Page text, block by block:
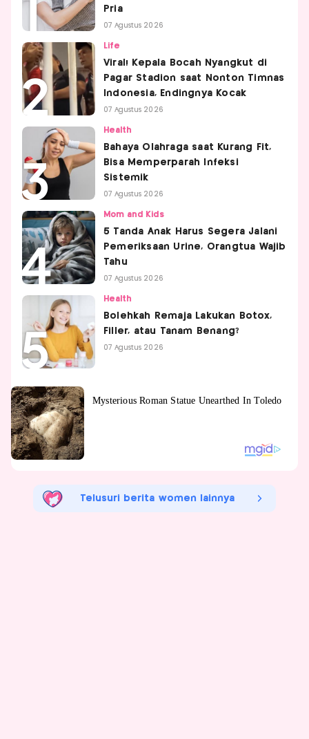
Pria
07 Agustus 2026
Life
Viral! Kepala Bocah Nyangkut di
Pagar Stadion saat Nonton Timnas
Indonesia, Endingnya Kocak
07 Agustus 2026
Health
Bahaya Olahraga saat Kurang Fit,
Bisa Memperparah Infeksi
Sistemik
07 Agustus 2026
Mom and Kids
5 Tanda Anak Harus Segera Jalani
Pemeriksaan Urine, Orangtua Wajib
Tahu
07 Agustus 2026
Health
Bolehkah Remaja Lakukan Botox,
Filler, atau Tanam Benang?
07 Agustus 2026
Telusuri berita women lainnya